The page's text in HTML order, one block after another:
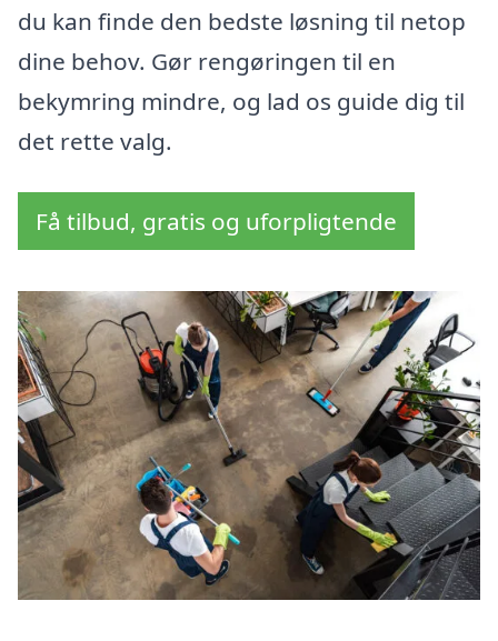
du kan finde den bedste løsning til netop
dine behov. Gør rengøringen til en
bekymring mindre, og lad os guide dig til
det rette valg.
Få tilbud, gratis og uforpligtende